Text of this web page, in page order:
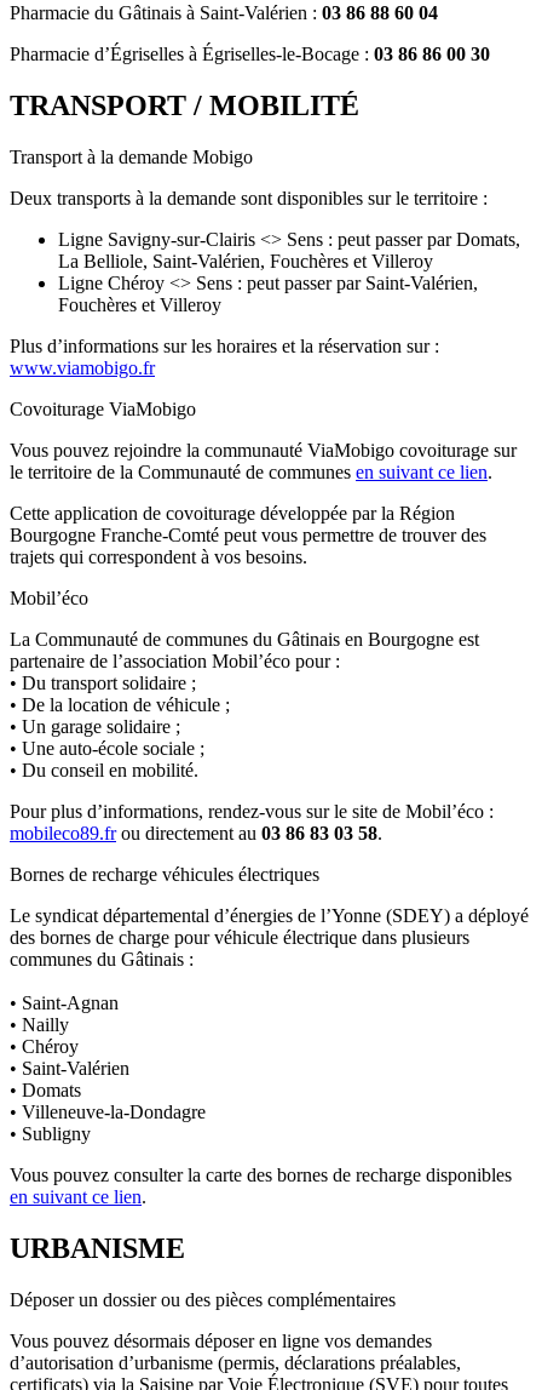
Pharmacie du Gâtinais à Saint-Valérien : 03 86 88 60 04
Pharmacie d’Égriselles à Égriselles-le-Bocage : 03 86 86 00 30
TRANSPORT / MOBILITÉ
Transport à la demande Mobigo
Deux transports à la demande sont disponibles sur le territoire :
Ligne Savigny-sur-Clairis <> Sens : peut passer par Domats,
La Belliole, Saint-Valérien, Fouchères et Villeroy
Ligne Chéroy <> Sens : peut passer par Saint-Valérien,
Fouchères et Villeroy
Plus d’informations sur les horaires et la réservation sur :
www.viamobigo.fr
Covoiturage ViaMobigo
Vous pouvez rejoindre la communauté ViaMobigo covoiturage sur
le territoire de la Communauté de communes en suivant ce lien.
Cette application de covoiturage développée par la Région
Bourgogne Franche-Comté peut vous permettre de trouver des
trajets qui correspondent à vos besoins.
Mobil’éco
La Communauté de communes du Gâtinais en Bourgogne est
partenaire de l’association Mobil’éco pour :
• Du transport solidaire ;
• De la location de véhicule ;
• Un garage solidaire ;
• Une auto-école sociale ;
• Du conseil en mobilité.
Pour plus d’informations, rendez-vous sur le site de Mobil’éco :
mobileco89.frou directement au 03 86 83 03 58.
Bornes de recharge véhicules électriques
Le syndicat départemental d’énergies de l’Yonne (SDEY) a déployé
des bornes de charge pour véhicule électrique dans plusieurs
communes du Gâtinais :
• Saint-Agnan
• Nailly
• Chéroy
• Saint-Valérien
• Domats
• Villeneuve-la-Dondagre
• Subligny
Vous pouvez consulter la carte des bornes de recharge disponibles
en suivant ce lien.
URBANISME
Déposer un dossier ou des pièces complémentaires
Vous pouvez désormais déposer en ligne vos demandes
d’autorisation d’urbanisme (permis, déclarations préalables,
certificats) via la Saisine par Voie Électronique (SVE) pour toutes